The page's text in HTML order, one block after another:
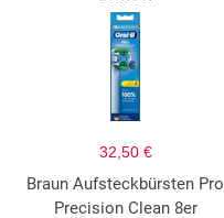
32,50 €
Braun Aufsteckbürsten Pro
Precision Clean 8er